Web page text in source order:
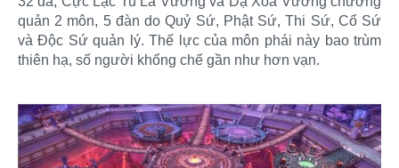
quản 2 môn, 5 đàn do Quỷ Sứ, Phật Sứ, Thi Sứ, Cổ Sứ
và Độc Sứ quản lý. Thế lực của môn phái này bao trùm
thiên hạ, số người khống chế gần như hơn vạn.